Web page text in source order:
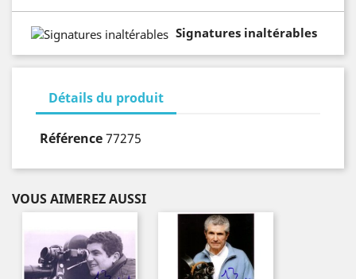
Signatures inaltérables
Détails du produit
Référence77275
VOUS AIMEREZ AUSSI